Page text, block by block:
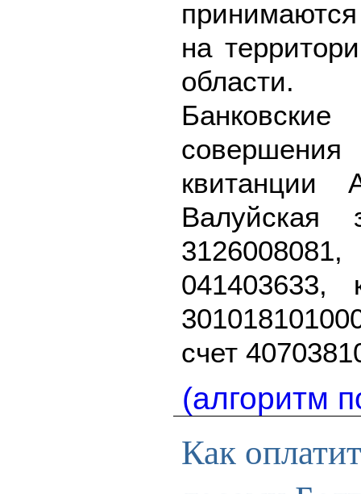
на
области.
квитанции
Валуйская
041403633,
счет
(алгоритм
Как